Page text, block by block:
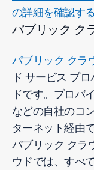
の詳細を確認する
パブリック ク
パブリック クラ
ド サービス プ
ドです。プロバ
などの自社のコ
ターネット経由
パブリック クラ
ウドでは、すべ